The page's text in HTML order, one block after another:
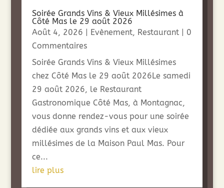
Soirée Grands Vins & Vieux Millésimes à
Côté Mas le 29 août 2026
Août 4, 2026 | Evènement, Restaurant| 0
Commentaires
Soirée Grands Vins & Vieux Millésimes
chez Côté Mas le 29 août 2026Le samedi
29 août 2026, le Restaurant
Gastronomique Côté Mas, à Montagnac,
vous donne rendez-vous pour une soirée
dédiée aux grands vins et aux vieux
millésimes de la Maison Paul Mas. Pour
ce...
lire plus